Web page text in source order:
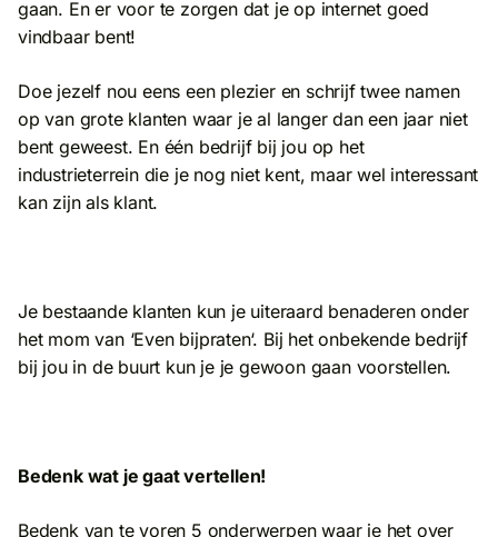
gaan. En er voor te zorgen dat je op internet goed
vindbaar bent!
Doe jezelf nou eens een plezier en schrijf twee namen
op van grote klanten waar je al langer dan een jaar niet
bent geweest. En één bedrijf bij jou op het
industrieterrein die je nog niet kent, maar wel interessant
kan zijn als klant.
Je bestaande klanten kun je uiteraard benaderen onder
het mom van ‘Even bijpraten‘. Bij het onbekende bedrijf
bij jou in de buurt kun je je gewoon gaan voorstellen.
Bedenk wat je gaat vertellen!
Bedenk van te voren 5 onderwerpen waar je het over